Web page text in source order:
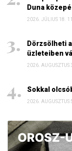
Duna
2026. JÚLIUS 18.
Dörzsölheti
üzleteiben
2026. AUGUSZTUS
Sokkal
2026. AUGUSZTUS
OROSZ-